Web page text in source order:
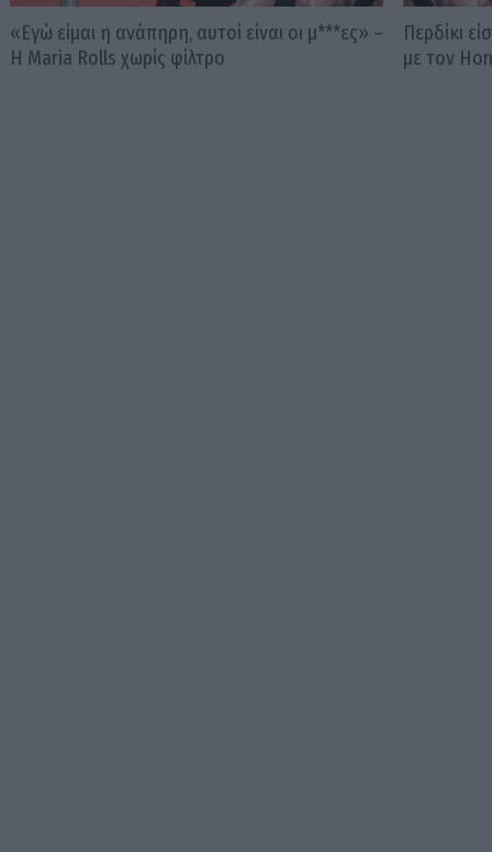
«Εγώ είμαι η ανάπηρη, αυτοί είναι οι μ***ες» –
Η Maria Rolls χωρίς φίλτρο
Περδίκι
με τον